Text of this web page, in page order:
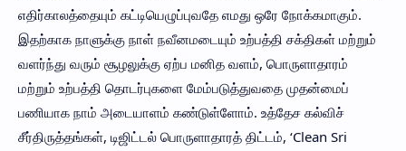
எதிர்காலத்தையும் கட்டியெழுப்புவதே எமது ஒரே நோக்கமாகும்.
இதற்காக நாளுக்கு நாள் நவீனமடையும் உற்பத்தி சக்திகள் மற்றும்
வளர்ந்து வரும் சூழலுக்கு ஏற்ப மனித வளம், பொருளாதாரம்
மற்றும் உற்பத்தி தொடர்புகளை மேம்படுத்துவதை முதன்மைப்
பணியாக நாம் அடையாளம் கண்டுள்ளோம். உத்தேச கல்விச்
சீர்திருத்தங்கள், டிஜிட்டல் பொருளாதாரத் திட்டம், ‘Clean Sri